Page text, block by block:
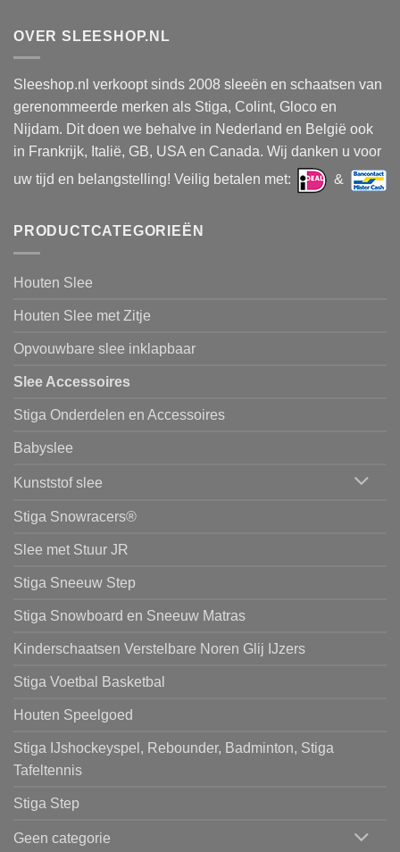
OVER SLEESHOP.NL
Sleeshop.nl verkoopt sinds 2008 sleeën en schaatsen van
gerenommeerde merken als Stiga, Colint, Gloco en
Nijdam. Dit doen we behalve in Nederland en België ook
in Frankrijk, Italië, GB, USA en Canada. Wij danken u voor
uw tijd en belangstelling! Veilig betalen met:
&
PRODUCTCATEGORIEËN
Houten Slee
Houten Slee met Zitje
Opvouwbare slee inklapbaar
Slee Accessoires
Stiga Onderdelen en Accessoires
Babyslee
Kunststof slee
Stiga Snowracers®
Slee met Stuur JR
Stiga Sneeuw Step
Stiga Snowboard en Sneeuw Matras
Kinderschaatsen Verstelbare Noren Glij IJzers
Stiga Voetbal Basketbal
Houten Speelgoed
Stiga IJshockeyspel, Rebounder, Badminton, Stiga
Tafeltennis
Stiga Step
Geen categorie